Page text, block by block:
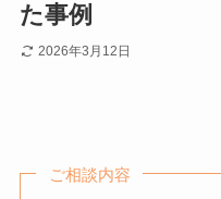
た事例
2026年3月12日
ご相談内容